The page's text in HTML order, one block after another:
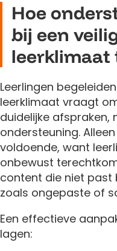
Hoe
bij een
leerklimaat
Leerlingen
leerklimaat vraagt
duidelijke afspraken,
ondersteuning.
voldoende, want
onbewust
content die niet past
zoals ongepaste of
Een effectieve
lagen: